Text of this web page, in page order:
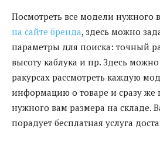
Посмотреть все модели нужного
на сайте бренда, здесь можно
параметры для поиска: точный
высоту каблука и пр. Здесь
ракурсах рассмотреть каждую
информацию о товаре и сразу же
нужного вам размера на складе.
порадует бесплатная услуга